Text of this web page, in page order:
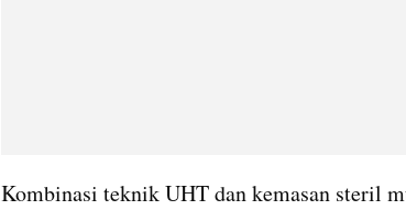
Kombinasi teknik UHT dan kemasan steril